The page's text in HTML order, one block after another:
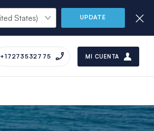
UPDATE
+17273532775 MI CUENTA